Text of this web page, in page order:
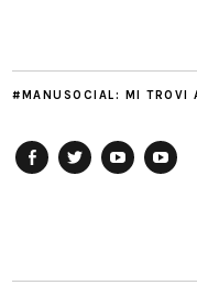
#MANUSOCIAL: MI TROVI